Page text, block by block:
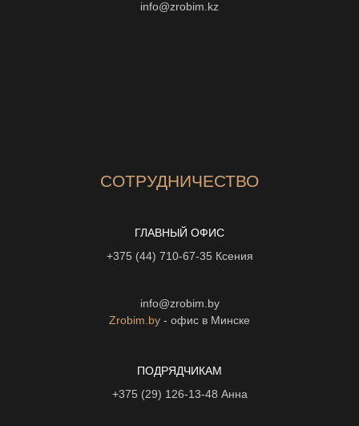
info@zrobim.kz
СОТРУДНИЧЕСТВО
ГЛАВНЫЙ ОФИС
+375 (44) 710-67-35 Ксения
info@zrobim.by
Zrobim.by - офис в Минске
ПОДРЯДЧИКАМ
+375 (29) 126-13-48 Анна